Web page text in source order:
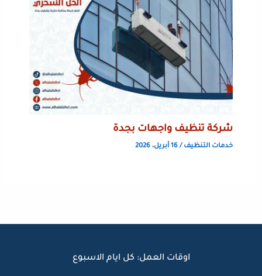
شركة تنظيف واجهات بجدة
خدمات التنظيف /16 أبريل، 2026
اوقات العمل: كل ايام الاسبوع